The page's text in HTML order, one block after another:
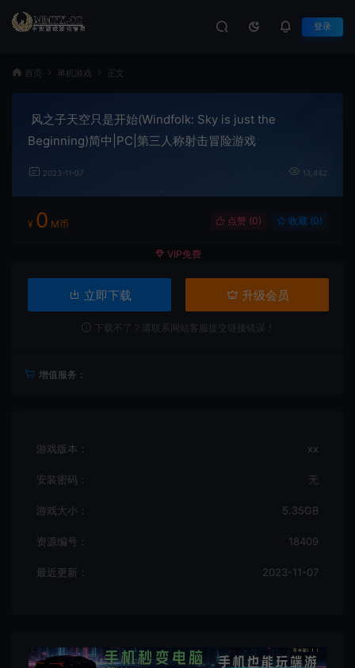
登录
首页 单机游戏 正文
风之子天空只是开始(Windfolk: Sky is just the
Beginning)简中|PC|第三人称射击冒险游戏
2023-11-07 13,442
¥ 0 M币 点赞 (0) 收藏 (0)
VIP免费
立即下载 升级会员
下载不了？请联系网站客服提交链接错误！
增值服务：
游戏版本： xx
安装密码： 无
游戏大小： 5.35GB
资源编号： 18409
最近更新： 2023-11-07